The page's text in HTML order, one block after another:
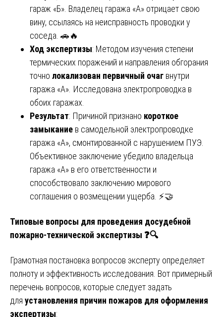
гараж «Б». Владелец гаража «А» отрицает свою
вину, ссылаясь на неисправность проводки у
соседа. 🚗🔥
Ход экспертизы: Методом изучения степени
термических поражений и направления обгорания
точно локализован первичный очаг внутри
гаража «А». Исследована электропроводка в
обоих гаражах.
Результат: Причиной признано короткое
замыкание в самодельной электропроводке
гаража «А», смонтированной с нарушением ПУЭ.
Объективное заключение убедило владельца
гаража «А» в его ответственности и
способствовало заключению мирового
соглашения о возмещении ущерба. ⚡🤝
Типовые вопросы для проведения досудебной
пожарно-технической экспертизы ❓🔍
Грамотная постановка вопросов эксперту определяет
полноту и эффективность исследования. Вот примерный
перечень вопросов, которые следует задать
для установления причин пожаров для оформления
экспертизы: